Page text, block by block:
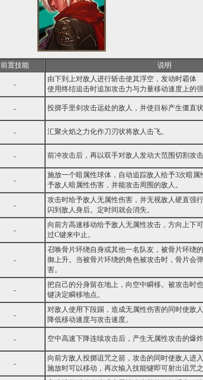
前置技能 说明
-
由下到上对敌人进行斩击使其浮空，发动时霸体
使用终结追击时追加攻击力与力量移动速度上的强
- 投掷手里剑攻击远处的敌人，并使目标产生僵直状
- 汇聚火焰之力化作刀刃状将敌人击飞。
- 前冲攻击后，再以双手对敌人发动大范围切割攻击
-
施放一个暗属性球体，自动追踪敌人给予3次暗
予敌人暗属性伤害，并能攻击周围的敌人。
-
攻击时给予敌人无属性伤害，并无视敌人硬直强
闪到敌人身后。定时间就会消失。
-
向前方高速移动给予敌人无属性攻击，方向上下
过C键来中止。
-
召唤骨片环绕自身或其他一名队友，被骨片环绕
御上升。当被骨片环绕的角色被攻击时，骨片会
害。
-
把自己的分身留在地上，向空中瞬移。被攻击时
键决定瞬移地点。
-
对敌人使用下段踢，造成无属性伤害的同时使敌
降低移动速度与攻击速度。
- 空中高速下降连续攻击后，产生无属性攻击的爆
-
向前方敌人投掷诅咒之箭，攻击的同时使敌人进入
施放时可以移动，再次输入技能键即可射出诅咒之